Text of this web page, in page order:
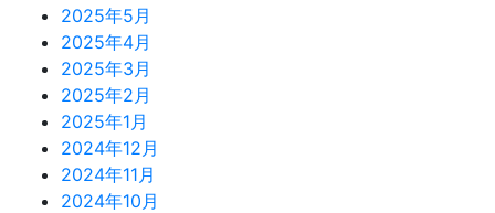
2025年5月
2025年4月
2025年3月
2025年2月
2025年1月
2024年12月
2024年11月
2024年10月